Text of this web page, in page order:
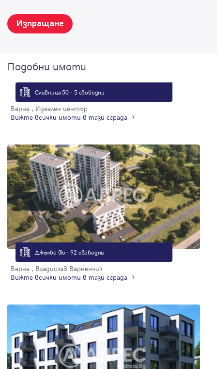
Изпращане
Подобни имоти
Сливница 50 - 5 свободни
Варна , Идеален център
Вижте всички имоти в тази сграда
Джъмбо вю - 92 свободни
Варна , Владислав Варненчик
Вижте всички имоти в тази сграда